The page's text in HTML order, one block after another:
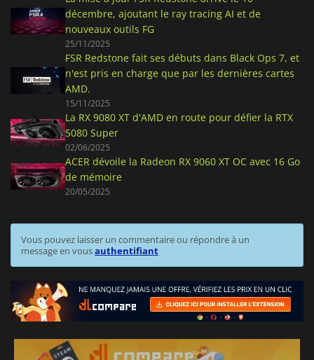
décembre, ajoutant le ray tracing AI et de
nouveaux outils FG
25/11/2025
FSR Redstone fait ses débuts dans Black Ops 7, et
n'est pris en charge que par les dernières cartes
AMD.
15/11/2025
La RX 9080 XT d'AMD en route pour défier la RTX
5080 Super
02/06/2025
ACER dévoile la Radeon RX 9060 XT OC avec 16 Go
de mémoire
20/05/2025
Vous pouvez laisser un commentaire ou répondre à un
message en vousauthentifiant